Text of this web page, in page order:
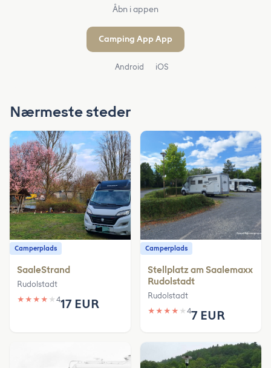
Åbn i appen
Camping App App
Android iOS
Nærmeste steder
Camperplads
SaaleStrand
Rudolstadt
★ ★ ★ ★ ★ 417 EUR
Camperplads
Stellplatz am Saalemaxx
Rudolstadt
Rudolstadt
★ ★ ★ ★ ★ 47 EUR